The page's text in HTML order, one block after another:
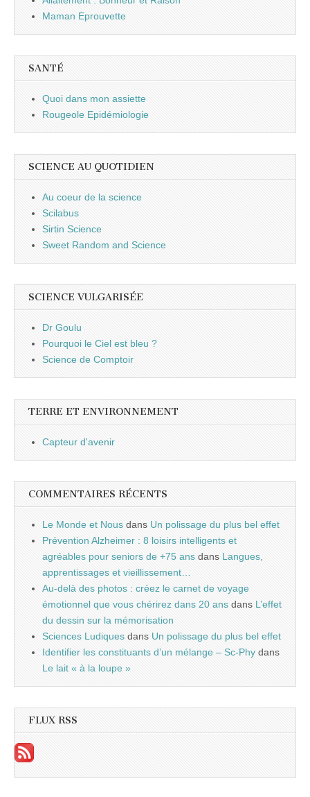
Maman Eprouvette
SANTÉ
Quoi dans mon assiette
Rougeole Epidémiologie
SCIENCE AU QUOTIDIEN
Au coeur de la science
Scilabus
Sirtin Science
Sweet Random and Science
SCIENCE VULGARISÉE
Dr Goulu
Pourquoi le Ciel est bleu ?
Science de Comptoir
TERRE ET ENVIRONNEMENT
Capteur d'avenir
COMMENTAIRES RÉCENTS
Le Monde et Nous dans Un polissage du plus bel effet
Prévention Alzheimer : 8 loisirs intelligents et
agréables pour seniors de +75 ans dans Langues,
apprentissages et vieillissement…
Au-delà des photos : créez le carnet de voyage
émotionnel que vous chérirez dans 20 ans dans L’effet
du dessin sur la mémorisation
Sciences Ludiques dans Un polissage du plus bel effet
Identifier les constituants d’un mélange – Sc-Phy dans
Le lait « à la loupe »
FLUX RSS